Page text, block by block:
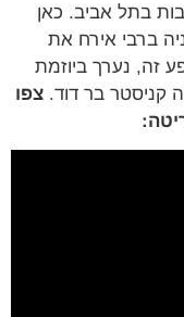
אביב. כאן
אירח את
נערך ביוזמת
בר דוד.צפו